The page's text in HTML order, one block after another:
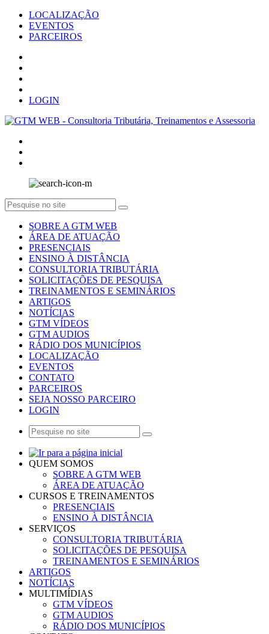
LOCALIZAÇÃO
EVENTOS
PARCEIROS
LOGIN
SOBRE A GTM WEB
ÁREA DE ATUAÇÃO
PRESENCIAIS
ENSINO À DISTÂNCIA
CONSULTORIA TRIBUTÁRIA
SOLICITAÇÕES DE PESQUISA
TREINAMENTOS E SEMINÁRIOS
ARTIGOS
NOTÍCIAS
GTM VÍDEOS
GTM AUDIOS
RÁDIO DOS MUNICÍPIOS
LOCALIZAÇÃO
EVENTOS
CONTATO
PARCEIROS
SEJA NOSSO PARCEIRO
LOGIN
QUEM SOMOS
SOBRE A GTM WEB
ÁREA DE ATUAÇÃO
CURSOS E TREINAMENTOS
PRESENCIAIS
ENSINO À DISTÂNCIA
SERVIÇOS
CONSULTORIA TRIBUTÁRIA
SOLICITAÇÕES DE PESQUISA
TREINAMENTOS E SEMINÁRIOS
ARTIGOS
NOTÍCIAS
MULTIMÍDIAS
GTM VÍDEOS
GTM AUDIOS
RÁDIO DOS MUNICÍPIOS